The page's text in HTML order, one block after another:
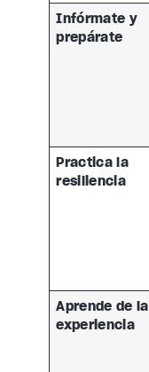
Infórmate y
prepárate
Practica la
resiliencia
Aprende de la
experiencia